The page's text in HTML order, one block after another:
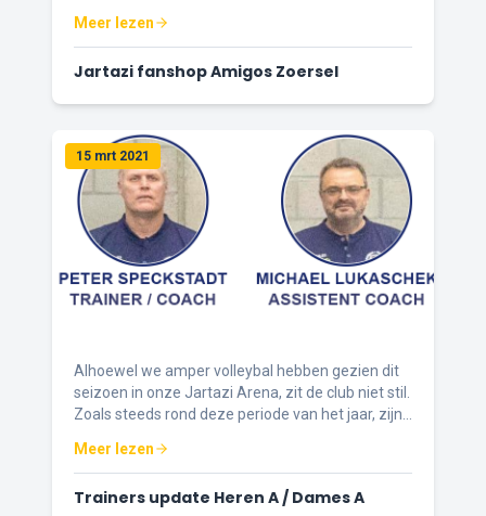
Meer lezen
Jartazi fanshop Amigos Zoersel
15 mrt 2021
Alhoewel we amper volleybal hebben gezien dit
seizoen in onze Jartazi Arena, zit de club niet stil.
Zoals steeds rond deze periode van het jaar, zijn
volgend seizoen.
Meer lezen
Trainers update Heren A / Dames A